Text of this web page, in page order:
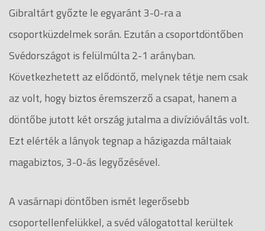
Gibraltárt győzte le egyaránt 3-0-ra a
csoportküzdelmek során. Ezután a csoportdöntőben
Svédországot is felülmúlta 2-1 arányban.
Következhetett az elődöntő, melynek tétje nem csak
az volt, hogy biztos éremszerző a csapat, hanem a
döntőbe jutott két ország jutalma a divízióváltás volt.
Ezt elérték a lányok tegnap a házigazda máltaiak
magabiztos, 3-0-ás legyőzésével.
A vasárnapi döntőben ismét legerősebb
csoportellenfelükkel, a svéd válogatottal kerültek